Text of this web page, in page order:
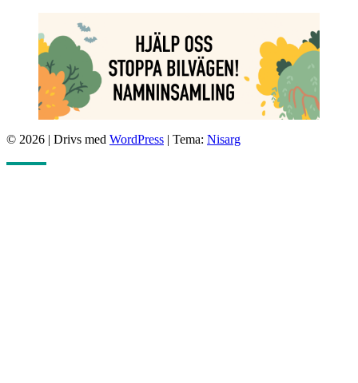
© 2026 | Drivs med WordPress | Tema: Nisarg